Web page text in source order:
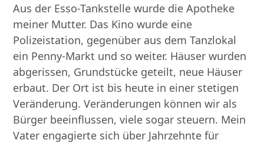
Aus der Esso-Tankstelle wurde die Apotheke
meiner Mutter. Das Kino wurde eine
Polizeistation, gegenüber aus dem Tanzlokal
ein Penny-Markt und so weiter. Häuser wurden
abgerissen, Grundstücke geteilt, neue Häuser
erbaut. Der Ort ist bis heute in einer stetigen
Veränderung. Veränderungen können wir als
Bürger beeinflussen, viele sogar steuern. Mein
Vater engagierte sich über Jahrzehnte für